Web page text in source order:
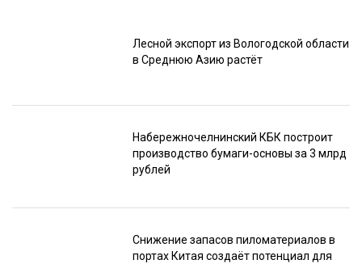
Лесной экспорт из Вологодской области
в Среднюю Азию растёт
Набережночелнинский КБК построит
производство бумаги-основы за 3 млрд
рублей
Снижение запасов пиломатериалов в
портах Китая создаёт потенциал для